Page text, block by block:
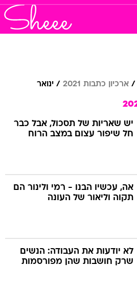
ארכיון כתבות 2021 ינואר
יש שאריות של תסכול, אבל כבר
חל שיפור עצום במצב הרוח
אה, עכשיו הבנו - רמי ולינור הם
תקוה וליאור של העונה
לא יודעות את העבודה: הנשים
שרק חושבות שהן מפורסמות